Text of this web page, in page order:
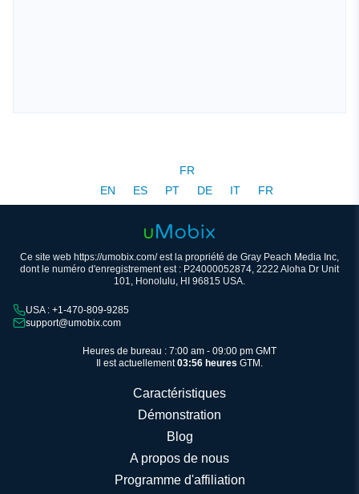
FR
EN
ES PT DE IT FR
Ce site web https://umobix.com/ est la propriété de Gray Peach Media Inc,
dont le numéro d'enregistrement est : P24000052874, 2222 Aloha Dr Unit
101, Honolulu, HI 96815 USA.
USA : +1-470-809-9285
support@umobix.com
Heures de bureau : 7:00 am - 09:00 pm GMT
Il est actuellement03:56 heures GTM.
Caractéristiques
Démonstration
Blog
A propos de nous
Programme d'affiliation